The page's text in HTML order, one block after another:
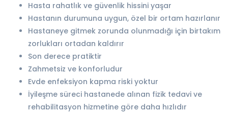
Hasta rahatlık ve güvenlik hissini yaşar
Hastanın durumuna uygun, özel bir ortam hazırlanır
Hastaneye gitmek zorunda olunmadığı için birtakım
zorlukları ortadan kaldırır
Son derece pratiktir
Zahmetsiz ve konforludur
Evde enfeksiyon kapma riski yoktur
İyileşme süreci hastanede alınan fizik tedavi ve
rehabilitasyon hizmetine göre daha hızlıdır